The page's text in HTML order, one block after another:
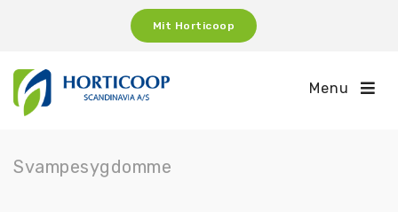
Mit Horticoop
Menu
Svampesygdomme